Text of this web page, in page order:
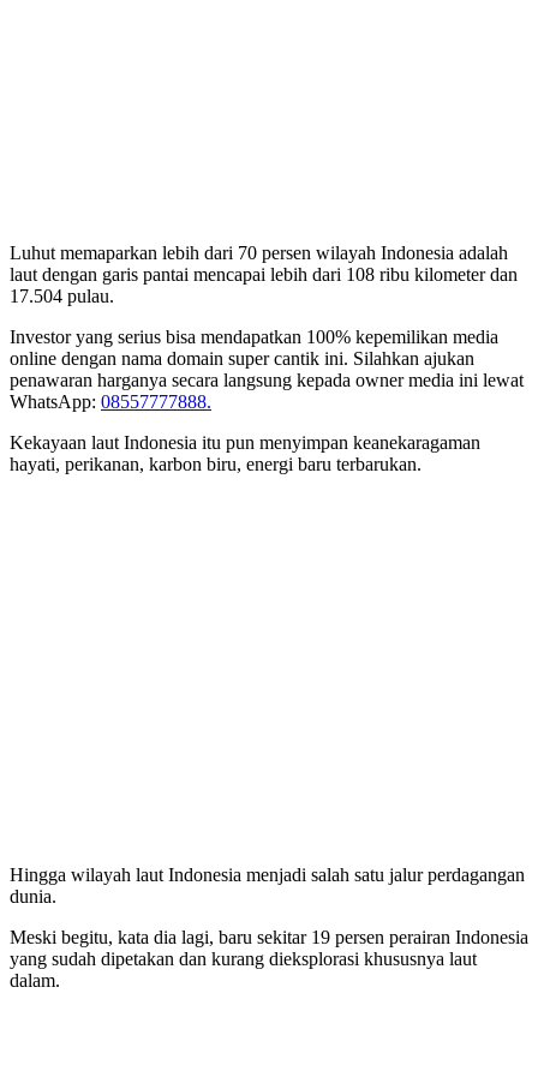
Luhut memaparkan lebih dari 70 persen wilayah Indonesia adalah
laut dengan garis pantai mencapai lebih dari 108 ribu kilometer dan
17.504 pulau.
Investor yang serius bisa mendapatkan 100% kepemilikan media
online dengan nama domain super cantik ini. Silahkan ajukan
penawaran harganya secara langsung kepada owner media ini lewat
WhatsApp: 08557777888.
Kekayaan laut Indonesia itu pun menyimpan keanekaragaman
hayati, perikanan, karbon biru, energi baru terbarukan.
Hingga wilayah laut Indonesia menjadi salah satu jalur perdagangan
dunia.
Meski begitu, kata dia lagi, baru sekitar 19 persen perairan Indonesia
yang sudah dipetakan dan kurang dieksplorasi khususnya laut
dalam.